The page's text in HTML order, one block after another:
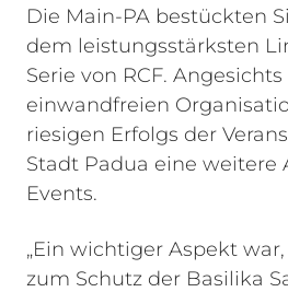
Die Main-PA bestückten
dem leistungsstärksten
Serie von RCF.
einwandfreien
riesigen Erfolgs der
Stadt Padua eine weitere
Events.
„Ein wichtiger Aspekt
zum Schutz der Basilika